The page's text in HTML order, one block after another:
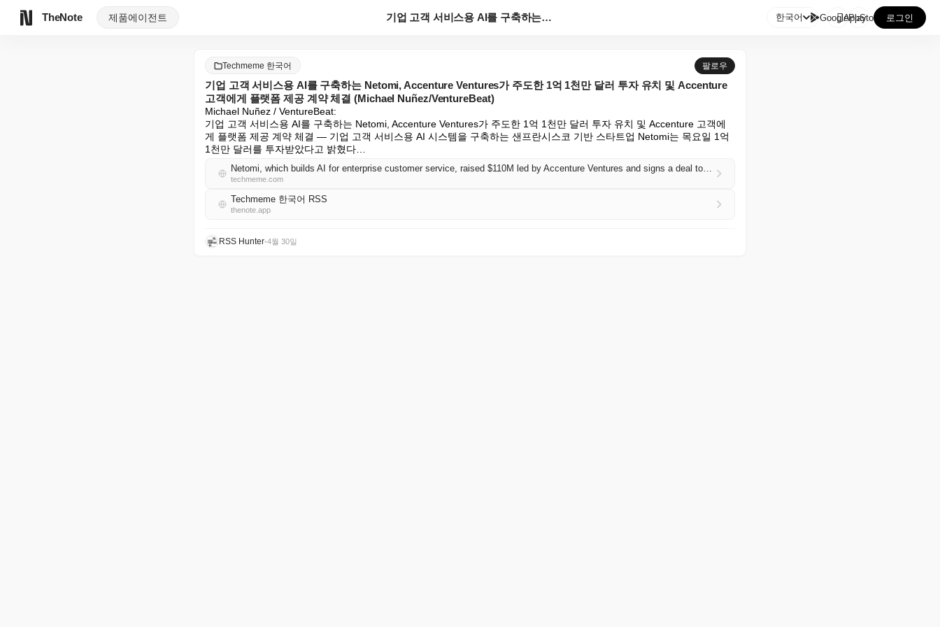
TheNote 제품에이전트 기업 고객 서비스용 AI를 구축하는 Netomi, Ac... 한국어 GooglePlay
AppStore 로그인
Techmeme 한국어 팔로우
기업 고객 서비스용 AI를 구축하는 Netomi, Accenture Ventures가 주도한 1억 1천만 달러 투자 유치 및 Accenture
고객에게 플랫폼 제공 계약 체결 (Michael Nuñez/VentureBeat)
Michael Nuñez / VentureBeat:
기업 고객 서비스용 AI를 구축하는 Netomi, Accenture Ventures가 주도한 1억 1천만 달러 투자 유치 및 Accenture 고객에
게 플랫폼 제공 계약 체결 — 기업 고객 서비스용 AI 시스템을 구축하는 샌프란시스코 기반 스타트업 Netomi는 목요일 1억
1천만 달러를 투자받았다고 밝혔다…
Netomi, which builds AI for enterprise customer service, raised $110M led by Accenture Ventures and signs a deal to bring its platform to Accenture clients (Michael Nuñez/VentureBeat)
techmeme.com
Techmeme 한국어 RSS
thenote.app
RSS Hunter•4월 30일